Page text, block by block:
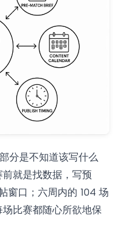
分是不知道该写什么
就是找数据，写预
窗口；六周内的 104 场
比赛都随心所欲地保